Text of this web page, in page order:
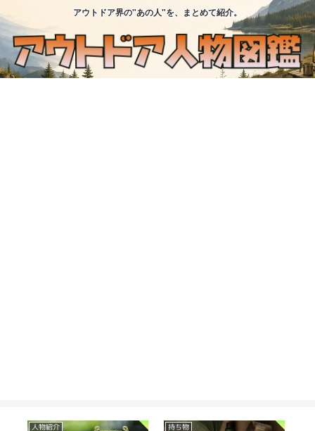
アウトドア界の"あの人"を、まとめて紹介。
人物紹介 持ち物